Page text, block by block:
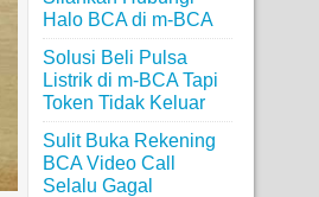
Halo BCA di m-BCA
Solusi Beli Pulsa
Listrik di m-BCA Tapi
Token Tidak Keluar
Sulit Buka Rekening
BCA Video Call
Selalu Gagal